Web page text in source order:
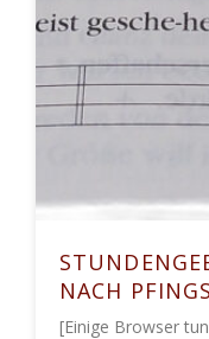
NACH
[Einige Browser